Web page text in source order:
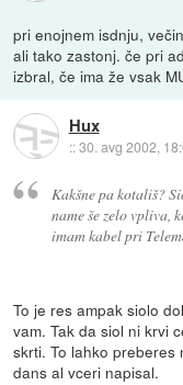
pri enojnem isdnju,
ali tako zastonj. če pri
izbral, če ima že vsak
Hux
::30. avg 2002,
Kakšne pa kotališ?
name še zelo vpliva,
imam kabel pri
To je res ampak siolo
vam. Tak da siol ni krvi
skrti. To lahko
dans al vceri napisal.